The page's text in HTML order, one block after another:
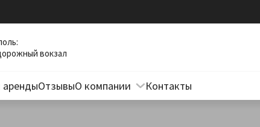
вокзал
арендыОтзывыО компании
Вопросы и ответы
Контакты